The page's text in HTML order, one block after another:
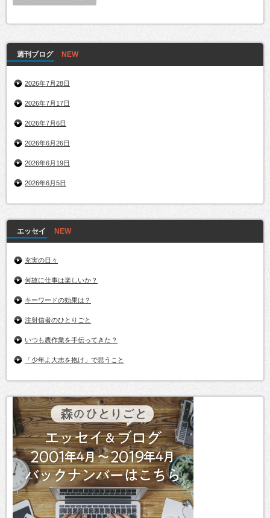
週刊ブログ
2026年7月28日
2026年7月17日
2026年7月6日
2026年6月26日
2026年6月19日
2026年6月5日
エッセイ
充実の日々
何故に仕事は楽しいか？
キーワードの効果は？
注射信者のひとりごと
いつも農作業を手伝ってきた？
「少年よ大志を抱け」で思うこと